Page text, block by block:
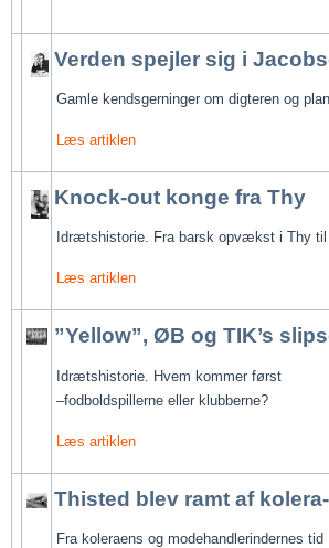
Verden spejler sig i
Gamle kendsgerninger om digteren og
Læs artiklen
Knock-out konge fra Thy
Idrætshistorie. Fra barsk opvækst i Thy til
Læs artiklen
”Yellow”, ØB og TIK’s
Idrætshistorie. Hvem kommer først
–fodboldspillerne eller klubberne?
Læs artiklen
Thisted blev ramt af
Fra koleraens og modehandlerindernes tid